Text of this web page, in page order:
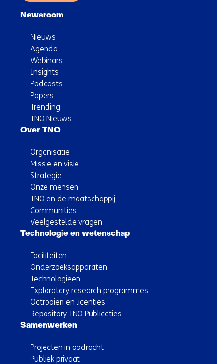
Newsroom
Nieuws
Agenda
Webinars
Insights
Podcasts
Papers
Trending
TNO Nieuws
Over TNO
Organisatie
Missie en visie
Strategie
Onze mensen
TNO en de maatschappij
Communities
Veelgestelde vragen
Technologie en wetenschap
Faciliteiten
Onderzoeksapparaten
Technologieën
Exploratory research programmes
Octrooien en licenties
Repository TNO Publicaties
Samenwerken
Projecten in opdracht
Publiek privaat